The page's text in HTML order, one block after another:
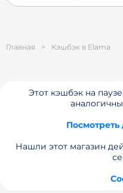
Главная > Кэшбэк в Elama
Этот кэшбэк на
Нашли этот магазин